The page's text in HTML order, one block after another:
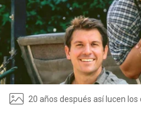
20 años después así lucen